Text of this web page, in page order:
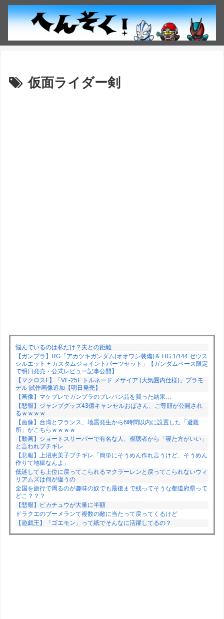
仮面ライダー剣
悩んでいるのは私だけ？夫との距離
【ガンプラ】RG「アカツキガンダム(オオワシ装備)＆ HG 1/144 ゼウス
シルエット + カスタムジョイントパーツセット」【ガンダムベース限定
で明日発売・公式レビュー記事公開】
【マクロスF】「VF-25F トルネード メサイア (大気圏内仕様)」プラモ
デル 試作画像追加【明日発売】
【画像】マケプレでガンプラのプレバン品を買った結果…
【悲報】ジャンプグッズ43億キャンセルおばさん、ご尊顔が公開され
るｗｗｗｗ
【画像】台湾とフランス、地震発生から6時間以内に設置した「避難
所」がこちらｗｗｗｗ
【動画】ショートスリーパーで有名な人、視聴者から「寝た方がいい」
と言われブチギレ
【悲報】上沼恵美子ブチギレ「簡単にそうめん作れ言うけど、そうめん
作りて地獄なんよ」
低迷しても上位に戻ってこられるマクラーレンと戻ってこられないウィ
リアムズは何が違うの
全国を旅行で周るのが趣味の奴でも最後まで残ってそうな都道府県って
どこ？？？
【悲報】ピカチュウが大量に半額
ドラクエのブーメランて複数の敵に当たって戻ってくるけど
【遊戯王】「ゴエモン」って紙でそんなに活躍してるの？